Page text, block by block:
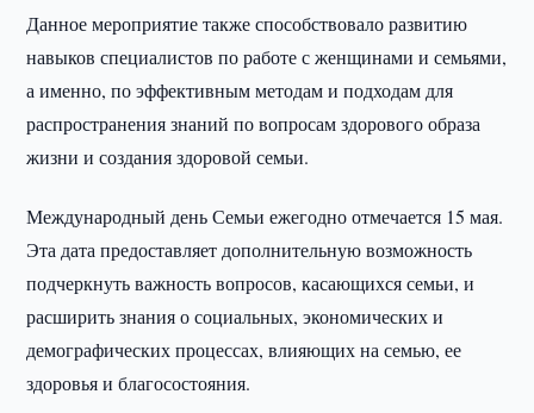
Данное мероприятие также способствовало развитию
навыков специалистов по работе с женщинами и семьями,
а именно, по эффективным методам и подходам для
распространения знаний по вопросам здорового образа
жизни и создания здоровой семьи.
Международный день Семьи ежегодно отмечается 15 мая.
Эта дата предоставляет дополнительную возможность
подчеркнуть важность вопросов, касающихся семьи, и
расширить знания о социальных, экономических и
демографических процессах, влияющих на семью, ее
здоровья и благосостояния.